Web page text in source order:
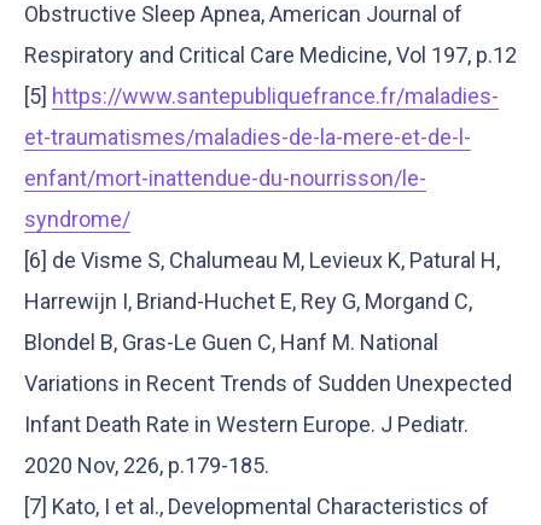
Obstructive Sleep Apnea, American Journal of
Respiratory and Critical Care Medicine, Vol 197, p.12
[5] https://www.santepubliquefrance.fr/maladies-
et-traumatismes/maladies-de-la-mere-et-de-l-
enfant/mort-inattendue-du-nourrisson/le-
syndrome/
[6] de Visme S, Chalumeau M, Levieux K, Patural H,
Harrewijn I, Briand-Huchet E, Rey G, Morgand C,
Blondel B, Gras-Le Guen C, Hanf M. National
Variations in Recent Trends of Sudden Unexpected
Infant Death Rate in Western Europe. J Pediatr.
2020 Nov, 226, p.179-185.
[7] Kato, I et al., Developmental Characteristics of